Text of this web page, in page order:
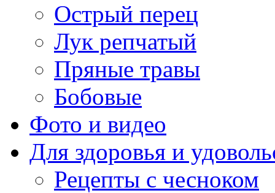
Острый перец
Лук репчатый
Пряные травы
Бобовые
Фото и видео
Для здоровья и
Рецепты с чесноком